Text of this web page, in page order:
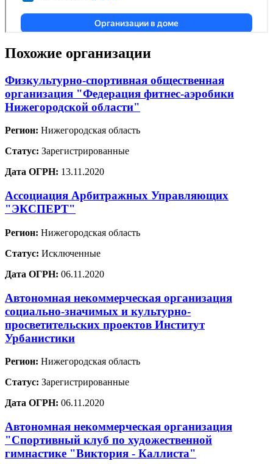
Похожие организации
Физкультурно-спортивная общественная
организация "Федерация фитнес-аэробики
Нижегородской области"
Регион: Нижегородская область
Статус: Зарегистрированные
Дата ОГРН: 13.11.2020
Ассоциация Арбитражных Управляющих
"ЭКСПЕРТ"
Регион: Нижегородская область
Статус: Исключенные
Дата ОГРН: 06.11.2020
Автономная некоммерческая организация
социально-значимых и культурно-
просветительских проектов Институт
Урбанистики
Регион: Нижегородская область
Статус: Зарегистрированные
Дата ОГРН: 06.11.2020
Автономная некоммерческая организация
"Спортивный клуб по художественной
гимнастике "Виктория - Каллиста"